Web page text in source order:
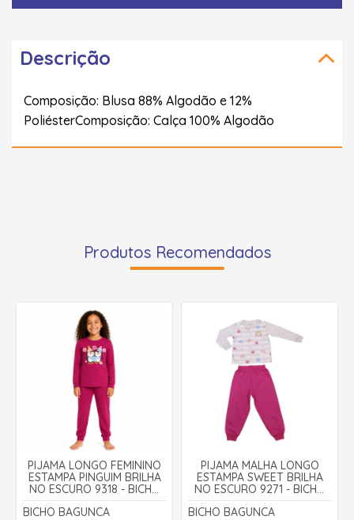
Descrição
Composição: Blusa 88% Algodão e 12%
PoliésterComposição: Calça 100% Algodão
Produtos Recomendados
PIJAMA LONGO FEMININO
ESTAMPA PINGUIM BRILHA
NO ESCURO 9318 - BICHO
BAGUNÇA
BICHO BAGUNCA
PIJAMA MALHA LONGO
ESTAMPA SWEET BRILHA
NO ESCURO 9271 - BICHO
BAGUNÇA
BICHO BAGUNCA